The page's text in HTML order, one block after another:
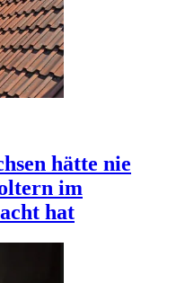
hätte nie
im
hat